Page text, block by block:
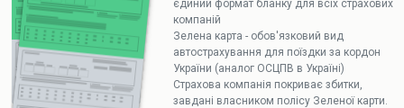
єдиний формат бланку для всіх страхових
компаній
Зелена карта - обов'язковий вид
автострахування для поїздки за кордон
України (аналог ОСЦПВ в Україні)
Страхова компанія покриває збитки,
завдані власником полісу Зеленої карти.